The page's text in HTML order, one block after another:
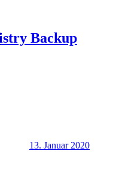
Backup
13. Januar 2020